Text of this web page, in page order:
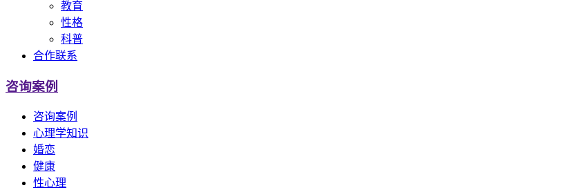
教育
性格
科普
合作联系
咨询案例
咨询案例
心理学知识
婚恋
健康
性心理